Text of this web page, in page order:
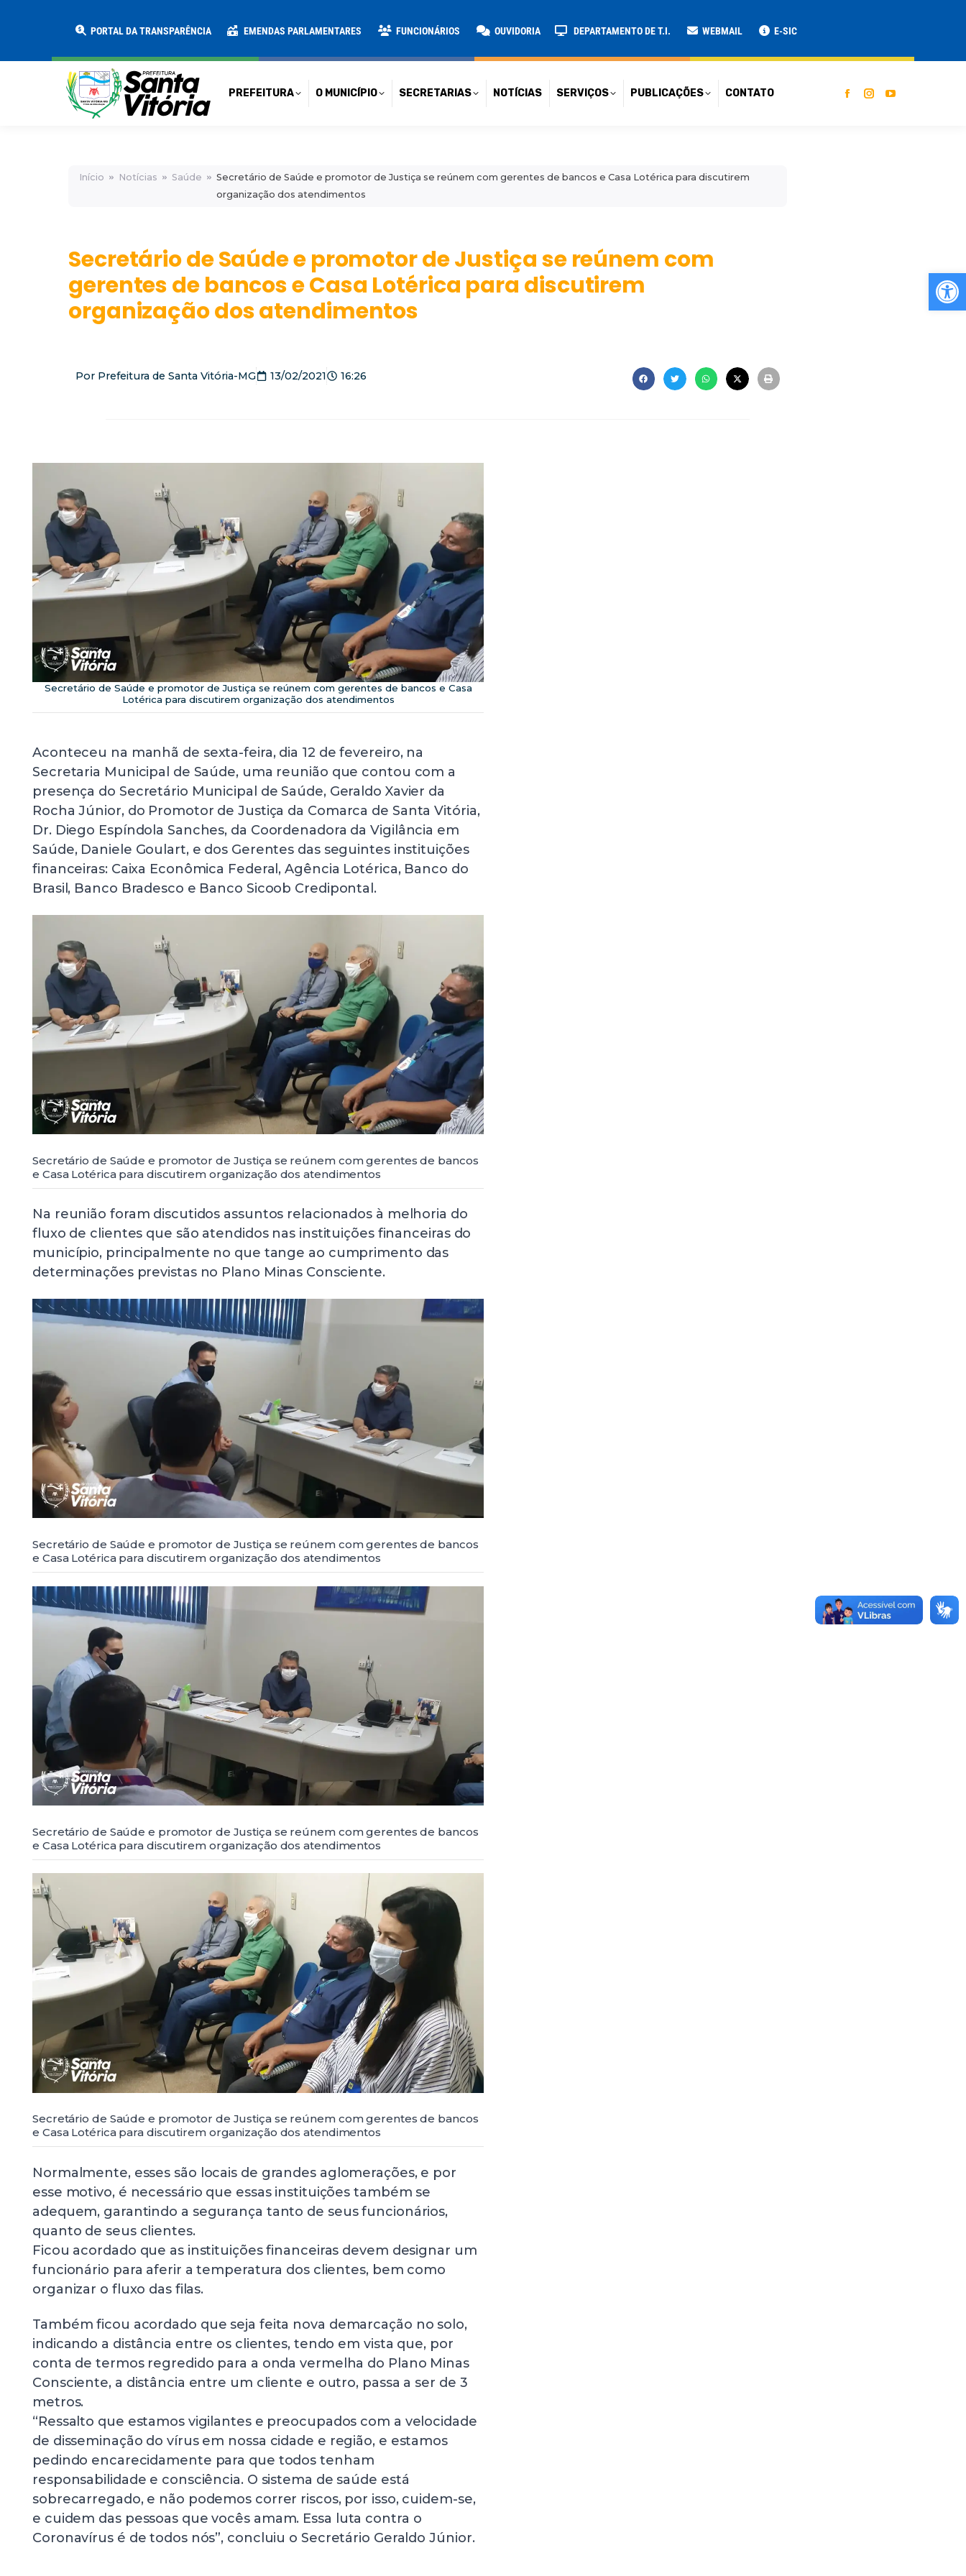
PORTAL DA TRANSPARÊNCIA EMENDAS PARLAMENTARES FUNCIONÁRIOS OUVIDORIA DEPARTAMENTO DE T.I. WEBMAIL E-SIC
PREFEITURA O MUNICÍPIO SECRETARIAS NOTÍCIAS SERVIÇOS PUBLICAÇÕES CONTATO
Início Notícias Saúde
Secretário de Saúde e promotor de Justiça se reúnem com gerentes de bancos e Casa Lotérica para discutirem
organização dos atendimentos
Secretário de Saúde e promotor de Justiça se reúnem com
gerentes de bancos e Casa Lotérica para discutirem
organização dos atendimentos
Por Prefeitura de Santa Vitória-MG 13/02/2021 16:26
Secretário de Saúde e promotor de Justiça se reúnem com gerentes de bancos e Casa
Lotérica para discutirem organização dos atendimentos
Aconteceu na manhã de sexta-feira, dia 12 de fevereiro, na
Secretaria Municipal de Saúde, uma reunião que contou com a
presença do Secretário Municipal de Saúde, Geraldo Xavier da
Rocha Júnior, do Promotor de Justiça da Comarca de Santa Vitória,
Dr. Diego Espíndola Sanches, da Coordenadora da Vigilância em
Saúde, Daniele Goulart, e dos Gerentes das seguintes instituições
financeiras: Caixa Econômica Federal, Agência Lotérica, Banco do
Brasil, Banco Bradesco e Banco Sicoob Credipontal.
Secretário de Saúde e promotor de Justiça se reúnem com gerentes de bancos
e Casa Lotérica para discutirem organização dos atendimentos
Na reunião foram discutidos assuntos relacionados à melhoria do
fluxo de clientes que são atendidos nas instituições financeiras do
município, principalmente no que tange ao cumprimento das
determinações previstas no Plano Minas Consciente.
Secretário de Saúde e promotor de Justiça se reúnem com gerentes de bancos
e Casa Lotérica para discutirem organização dos atendimentos
Secretário de Saúde e promotor de Justiça se reúnem com gerentes de bancos
e Casa Lotérica para discutirem organização dos atendimentos
Secretário de Saúde e promotor de Justiça se reúnem com gerentes de bancos
e Casa Lotérica para discutirem organização dos atendimentos
Normalmente, esses são locais de grandes aglomerações, e por
esse motivo, é necessário que essas instituições também se
adequem, garantindo a segurança tanto de seus funcionários,
quanto de seus clientes.
Ficou acordado que as instituições financeiras devem designar um
funcionário para aferir a temperatura dos clientes, bem como
organizar o fluxo das filas.
Também ficou acordado que seja feita nova demarcação no solo,
indicando a distância entre os clientes, tendo em vista que, por
conta de termos regredido para a onda vermelha do Plano Minas
Consciente, a distância entre um cliente e outro, passa a ser de 3
metros.
“Ressalto que estamos vigilantes e preocupados com a velocidade
de disseminação do vírus em nossa cidade e região, e estamos
pedindo encarecidamente para que todos tenham
responsabilidade e consciência. O sistema de saúde está
sobrecarregado, e não podemos correr riscos, por isso, cuidem-se,
e cuidem das pessoas que vocês amam. Essa luta contra o
Coronavírus é de todos nós”, concluiu o Secretário Geraldo Júnior.